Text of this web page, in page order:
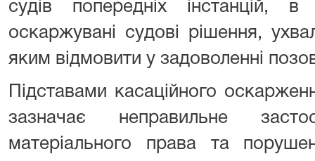
судів попередніх інстанцій,
оскаржувані судові рішення,
яким відмовити у задоволенні
Підставами касаційного
зазначає неправильне
матеріального права та